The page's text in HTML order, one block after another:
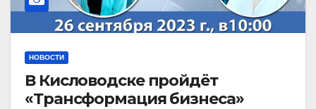
НОВОСТИ
В Кисловодске пройдёт
«Трансформация бизнеса»